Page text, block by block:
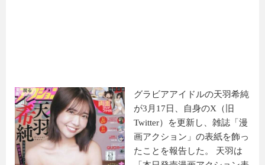
グラビアアイドルの天羽希純
が3月17日、自身のX（旧
Twitter）を更新し、雑誌「漫
画アクション」の表紙を飾っ
たことを報告した。 天羽は